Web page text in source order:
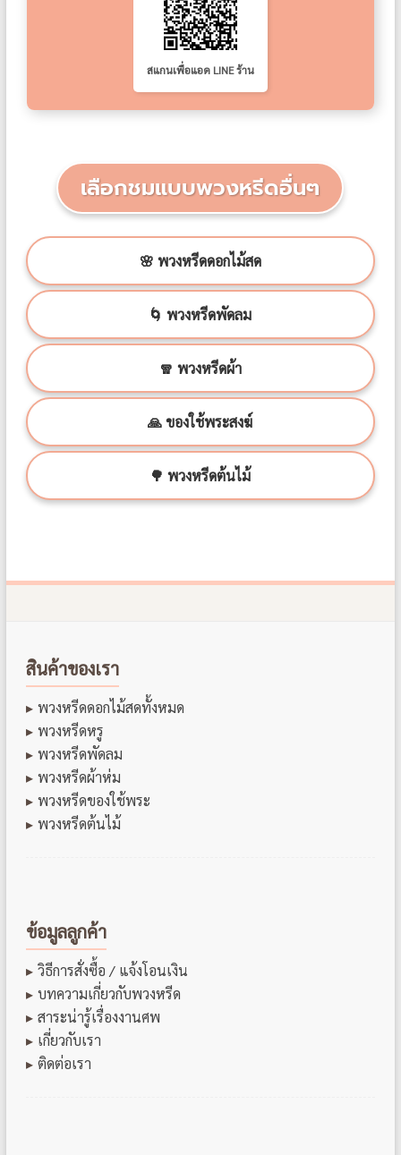
สแกนเพื่อแอด LINE ร้าน
เลือกชมแบบพวงหรีดอื่นๆ
🌸 พวงหรีดดอกไม้สด
🌀 พวงหรีดพัดลม
🧣 พวงหรีดผ้า
🙏 ของใช้พระสงฆ์
🌳 พวงหรีดต้นไม้
สินค้าของเรา
พวงหรีดดอกไม้สดทั้งหมด
พวงหรีดหรู
พวงหรีดพัดลม
พวงหรีดผ้าห่ม
พวงหรีดของใช้พระ
พวงหรีดต้นไม้
ข้อมูลลูกค้า
วิธีการสั่งซื้อ / แจ้งโอนเงิน
บทความเกี่ยวกับพวงหรีด
สาระน่ารู้เรื่องงานศพ
เกี่ยวกับเรา
ติดต่อเรา